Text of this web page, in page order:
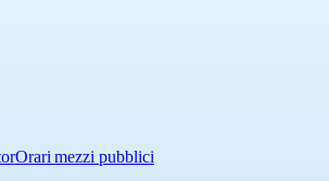
Orari mezzi pubblici